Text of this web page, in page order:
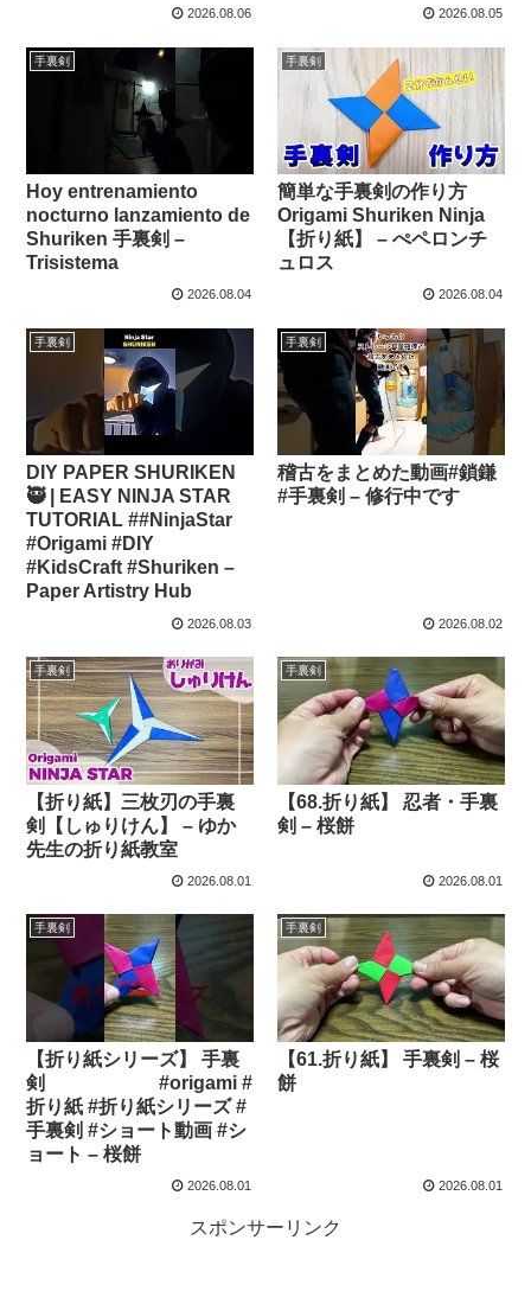
2026.08.06 2026.08.05
手裏剣
Hoy entrenamiento
nocturno lanzamiento de
Shuriken 手裏剣 –
Trisistema
2026.08.04
手裏剣
簡単な手裏剣の作り方
Origami Shuriken Ninja
【折り紙】 – ぺペロンチ
ュロス
2026.08.04
手裏剣
DIY PAPER SHURIKEN
🥷 | EASY NINJA STAR
TUTORIAL ##NinjaStar
#Origami #DIY
#KidsCraft #Shuriken –
Paper Artistry Hub
2026.08.03
手裏剣
稽古をまとめた動画#鎖鎌
#手裏剣 – 修行中です
2026.08.02
手裏剣
【折り紙】三枚刃の手裏
剣【しゅりけん】 – ゆか
先生の折り紙教室
2026.08.01
手裏剣
【68.折り紙】 忍者・手裏
剣 – 桜餅
2026.08.01
手裏剣
【折り紙シリーズ】 手裏
剣 #origami #
折り紙 #折り紙シリーズ #
手裏剣 #ショート動画 #シ
ョート – 桜餅
2026.08.01
手裏剣
【61.折り紙】 手裏剣 – 桜
餅
2026.08.01
スポンサーリンク